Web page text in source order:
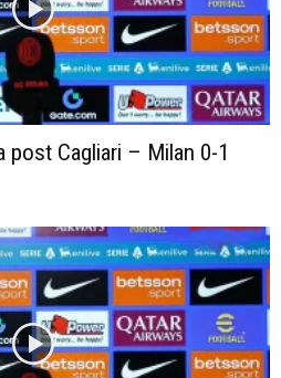
Cagliari – Milan 0-1